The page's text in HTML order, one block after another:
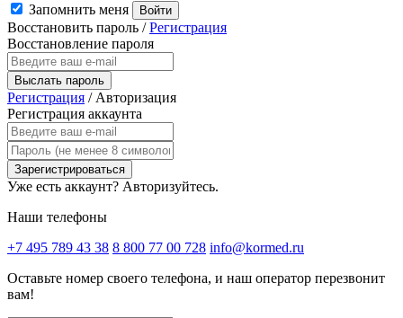
Запомнить меня Войти
Восстановить пароль /Регистрация
Восстановление пароля
Выслать пароль
Регистрация / Авторизация
Регистрация аккаунта
Зарегистрироваться
Уже есть аккаунт? Авторизуйтесь.
Наши телефоны
+7 495 789 43 38 8 800 77 00 728 info@kormed.ru
Оставьте номер своего телефона, и наш оператор перезвонит
вам!